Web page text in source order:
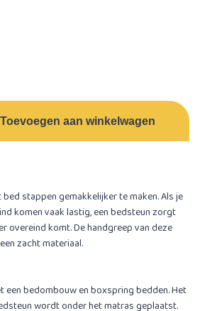
Toevoegen aan winkelwagen
stappen gemakkelijker te maken. Als je
komen vaak lastig, een bedsteun zorgt
overeind komt. De handgreep van deze
zacht materiaal.
een bedombouw en boxspring bedden. Het
wordt onder het matras geplaatst.